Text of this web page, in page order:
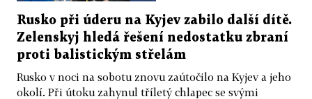
Rusko při úderu na Kyjev zabilo další dítě.
Zelenskyj hledá řešení nedostatku zbraní
proti balistickým střelám
Rusko v noci na sobotu znovu zaútočilo na Kyjev a jeho
okolí. Při útoku zahynul tříletý chlapec se svými